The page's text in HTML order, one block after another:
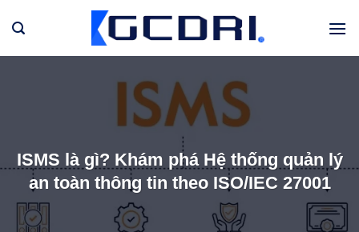
qua
ISMS là gì? Khám phá Hệ thống quản lý
an toàn thông tin theo ISO/IEC 27001